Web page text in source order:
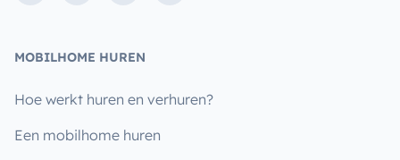
MOBILHOME HUREN
Hoe werkt huren en verhuren?
Een mobilhome huren